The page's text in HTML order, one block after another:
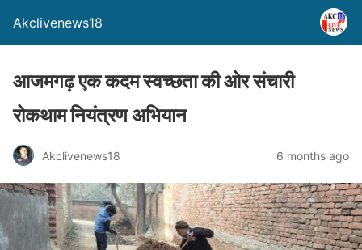
Akclivenews18
आजमगढ़ एक कदम स्वच्छता की ओर संचारी
रोकथाम नियंत्रण अभियान
Akclivenews18 6 months ago